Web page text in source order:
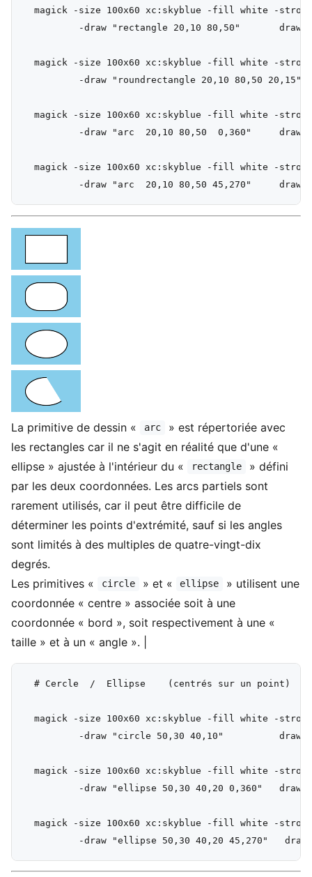
magick -size 100x60 xc:skyblue -fill white -
-draw "rectangle 20,10 80,50"
magick -size 100x60 xc:skyblue -fill white -
-draw "roundrectangle 20,10 80,50 20,15"
magick -size 100x60 xc:skyblue -fill white -
-draw "arc  20,10 80,50  0,360"
magick -size 100x60 xc:skyblue -fill white -
La primitive de dessin « arc
» est répertoriée avec
les rectangles car il ne s'agit en réalité que d'une «
ellipse » ajustée à l'intérieur du «
rectangle
» défini
par les deux coordonnées. Les arcs partiels sont
rarement utilisés, car il peut être difficile de
déterminer les points d'extrémité, sauf si les angles
sont limités à des multiples de quatre-vingt-dix
degrés.
Les primitives «
circle » et « ellipse
» utilisent une
coordonnée « centre » associée soit à une
coordonnée « bord », soit respectivement à une «
taille » et à un « angle ». |
  # Cercle  /  Ellipse    (centrés sur un point)
magick -size 100x60 xc:skyblue -fill white -
-draw "circle 50,30 40,10"
magick -size 100x60 xc:skyblue -fill white -
-draw "ellipse 50,30 40,20 0,360"
magick -size 100x60 xc:skyblue -fill white -